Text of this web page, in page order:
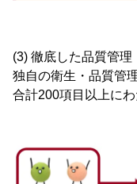
(3) 徹底した品質管理
独自の衛生・品質管
合計200項目以上にわ